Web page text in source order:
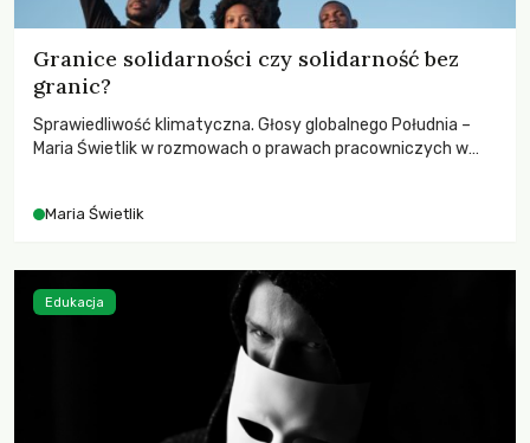
Granice solidarności czy solidarność bez
granic?
Sprawiedliwość klimatyczna. Głosy globalnego Południa –
Maria Świetlik w rozmowach o prawach pracowniczych w
Maria Świetlik
Edukacja